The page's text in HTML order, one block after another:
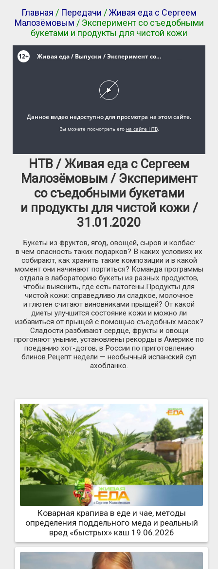
Главная / Передачи /Живая еда с Сергеем
Малозёмовым / Эксперимент со съедобными
букетами и продукты для чистой кожи
НТВ / Живая еда с Сергеем
Малозёмовым / Эксперимент
со съедобными букетами
и продукты для чистой кожи /
31.01.2020
Букеты из фруктов, ягод, овощей, сыров и колбас:
в чем опасность таких подарков? В каких условиях их
собирают, как хранить такие композиции и в какой
момент они начинают портиться? Команда программы
отдала в лабораторию букеты из разных продуктов,
чтобы выяснить, где есть патогены.Продукты для
чистой кожи: справедливо ли сладкое, молочное
и глютен считают виновниками прыщей? От какой
диеты улучшится состояние кожи и можно ли
избавиться от прыщей с помощью съедобных масок?
Сладости разбивают сердце, фрукты и овощи
прогоняют уныние, установлены рекорды в Америке по
поеданию хот-догов, в России по приготовлению
блинов.Рецепт недели — необычный испанский суп
ахобланко.
Коварная крапива в еде и чае, методы
определения поддельного меда и реальный
вред «быстрых» каш 19.06.2026